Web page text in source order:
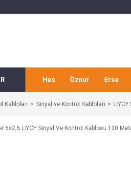
Hes Öznur Erse
Kabloları Sinyal ve Kontrol Kabloları